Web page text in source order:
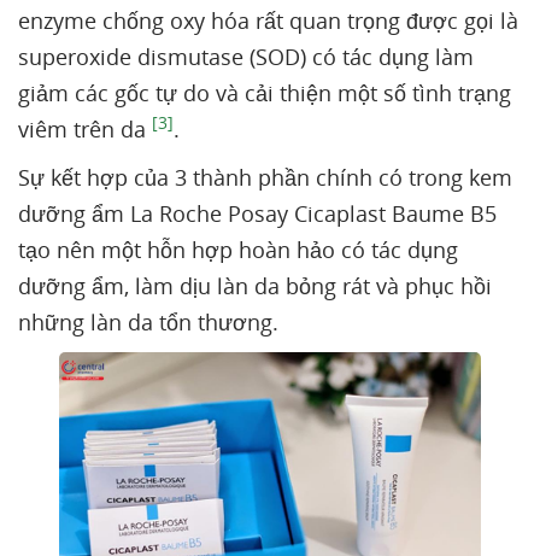
enzyme chống oxy hóa rất quan trọng được gọi là
superoxide dismutase (SOD) có tác dụng làm
giảm các gốc tự do và cải thiện một số tình trạng
viêm trên da [3].
Sự kết hợp của 3 thành phần chính có trong kem
dưỡng ẩm La Roche Posay Cicaplast Baume B5
tạo nên một hỗn hợp hoàn hảo có tác dụng
dưỡng ẩm, làm dịu làn da bỏng rát và phục hồi
những làn da tổn thương.